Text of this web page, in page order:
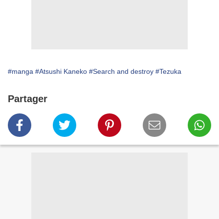
#manga #Atsushi Kaneko #Search and destroy #Tezuka
Partager